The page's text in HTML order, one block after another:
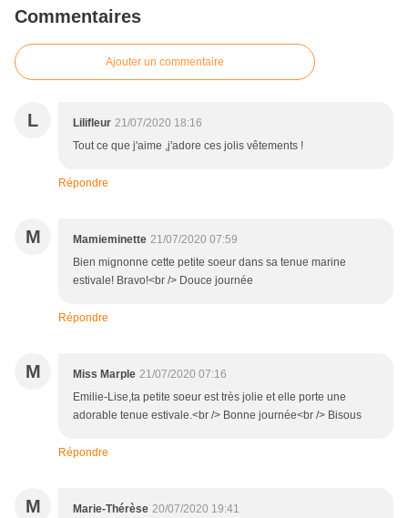
Commentaires
Ajouter un commentaire
L Lilifleur 21/07/2020 18:16
Tout ce que j'aime ,j'adore ces jolis vêtements !
Répondre
M Mamieminette 21/07/2020 07:59
Bien mignonne cette petite soeur dans sa tenue marine
estivale! Bravo!<br /> Douce journée
Répondre
M Miss Marple 21/07/2020 07:16
Emilie-Lise,ta petite soeur est très jolie et elle porte une
adorable tenue estivale.<br /> Bonne journée<br /> Bisous
Répondre
M Marie-Thérèse 20/07/2020 19:41